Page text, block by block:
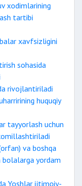
xodimlarining
tartibi
xavfsizligini
sohasida
rivojlantiriladi
huquqiy
tayyorlash uchun
va boshqa
yordam
Yoshlar ijtimoiy-